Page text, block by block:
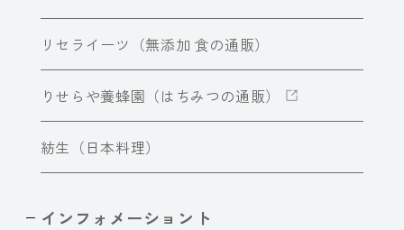
リセライーツ（無添加 食の通販）
りせらや養蜂園（はちみつの通販）
紡生（日本料理）
インフォメーショント